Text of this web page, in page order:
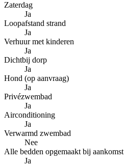
Zaterdag
Ja
Loopafstand strand
Ja
Verhuur met kinderen
Ja
Dichtbij dorp
Ja
Hond (op aanvraag)
Ja
Privézwembad
Ja
Airconditioning
Ja
Verwarmd zwembad
Nee
Alle bedden opgemaakt bij aankomst
Ja